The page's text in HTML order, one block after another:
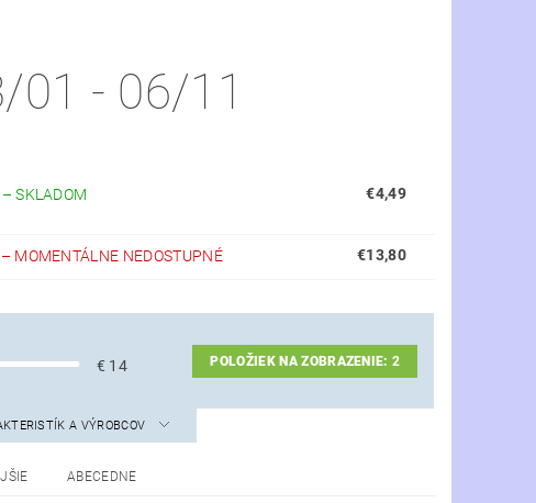
01 - 06/11
–SKLADOM €4,49
– MOMENTÁLNE NEDOSTUPNÉ €13,80
€ 14 POLOŽIEK NA ZOBRAZENIE:2
A VÝROBCOV
ABECEDNE